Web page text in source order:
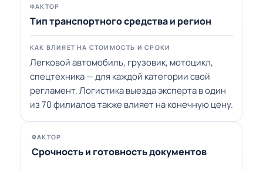
Тип транспортного средства и регион
Легковой автомобиль, грузовик, мотоцикл,
спецтехника — для каждой категории свой
регламент. Логистика выезда эксперта в один
из 70 филиалов также влияет на конечную цену.
Срочность и готовность документов